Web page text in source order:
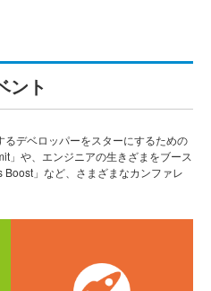
ント
デベロッパーをスターにするための
」や、エンジニアの生きざまをブース
」など、さまざまなカンファレ